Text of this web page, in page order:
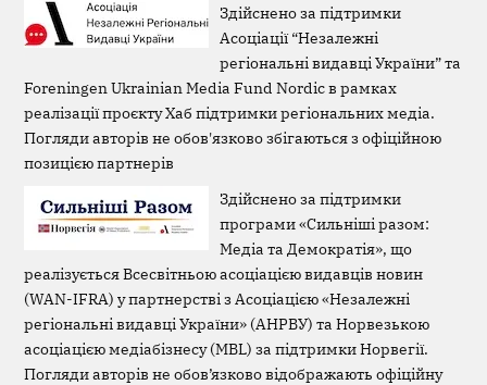
Здійснено за підтримки
Асоціації “Незалежні
регіональні видавці України” та
Foreningen Ukrainian Media Fund Nordic в рамках
реалізації проєкту Хаб підтримки регіональних медіа.
Погляди авторів не обов'язково збігаються з офіційною
позицією партнерів
Здійснено за підтримки
програми «Сильніші разом:
Медіа та Демократія», що
реалізується Всесвітньою асоціацією видавців новин
(WAN-IFRA) у партнерстві з Асоціацією «Незалежні
регіональні видавці України» (АНРВУ) та Норвезькою
асоціацією медіабізнесу (MBL) за підтримки Норвегії.
Погляди авторів не обов’язково відображають офіційну